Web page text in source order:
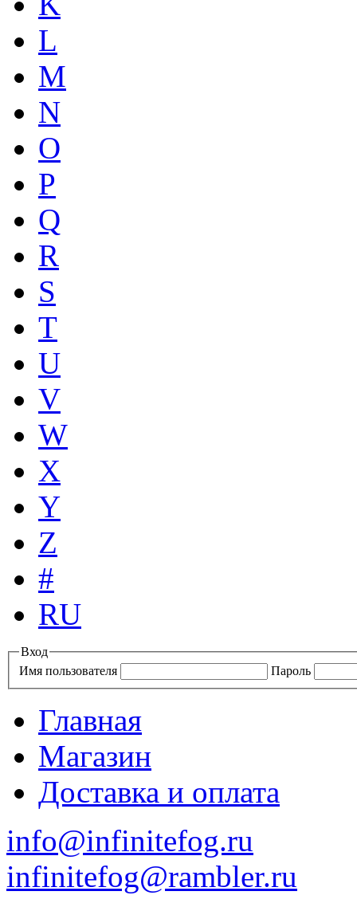
L
M
N
O
P
Q
R
S
T
U
V
W
X
Y
Z
#
RU
Вход
Имя пользователя
Пароль
Главная
Магазин
Доставка и оплата
info@infinitefog.ru
infinitefog@rambler.ru